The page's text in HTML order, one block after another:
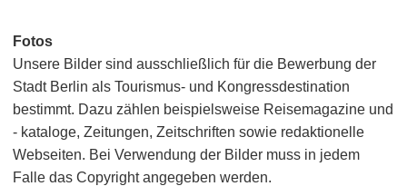
Fotos
Unsere Bilder sind ausschließlich für die Bewerbung der
Stadt Berlin als Tourismus- und Kongressdestination
bestimmt. Dazu zählen beispielsweise Reisemagazine und
- kataloge, Zeitungen, Zeitschriften sowie redaktionelle
Webseiten. Bei Verwendung der Bilder muss in jedem
Falle das Copyright angegeben werden.